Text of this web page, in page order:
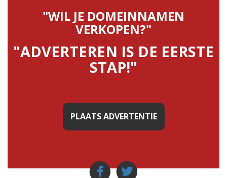
"WIL JE DOMEINNAMEN
VERKOPEN?"
"ADVERTEREN IS DE EERSTE
STAP!"
PLAATS ADVERTENTIE